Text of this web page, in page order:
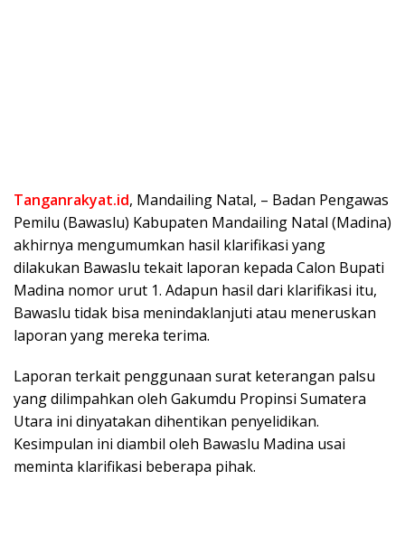
Tanganrakyat.id, Mandailing Natal, – Badan Pengawas
Pemilu (Bawaslu) Kabupaten Mandailing Natal (Madina)
akhirnya mengumumkan hasil klarifikasi yang
dilakukan Bawaslu tekait laporan kepada Calon Bupati
Madina nomor urut 1. Adapun hasil dari klarifikasi itu,
Bawaslu tidak bisa menindaklanjuti atau meneruskan
laporan yang mereka terima.
Laporan terkait penggunaan surat keterangan palsu
yang dilimpahkan oleh Gakumdu Propinsi Sumatera
Utara ini dinyatakan dihentikan penyelidikan.
Kesimpulan ini diambil oleh Bawaslu Madina usai
meminta klarifikasi beberapa pihak.